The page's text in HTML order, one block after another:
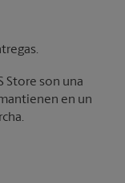
Store son una
en un